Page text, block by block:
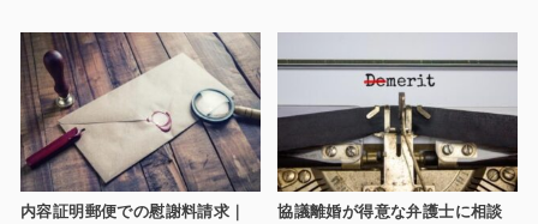
内容証明郵便での慰謝料請求｜
協議離婚が得意な弁護士に相談